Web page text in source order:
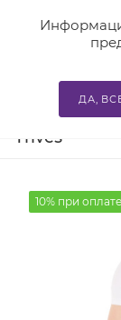
ДА,
Главная —
Бандаж
Trives
10% при